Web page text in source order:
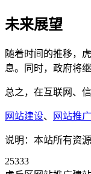
未来展望
随着时间的推移，
息。同时，政府将
总之，在互联网、
网站建设、 网站推广
说明：本站所有资
25333